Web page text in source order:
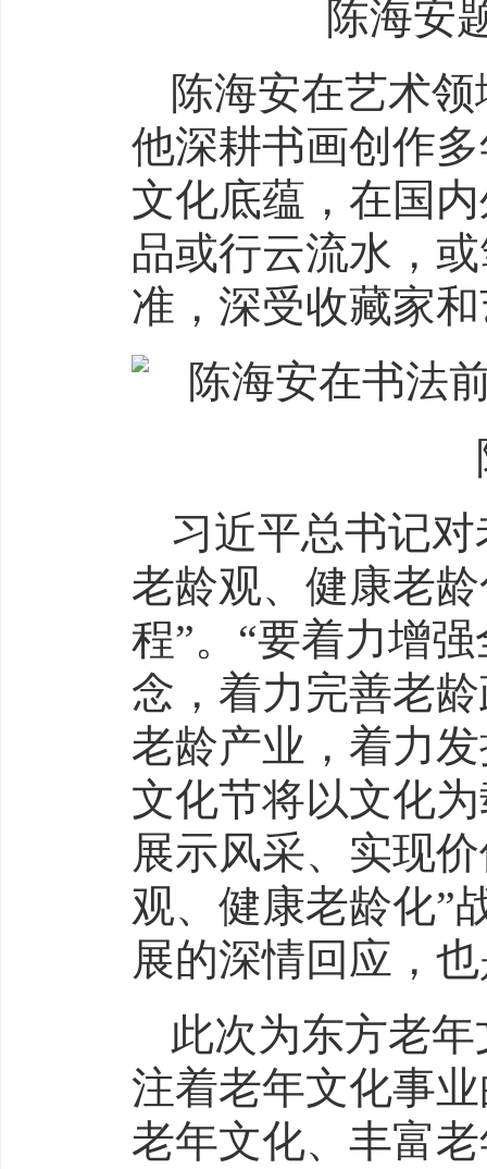
陈海安
陈海安在艺术
他深耕书画创作
文化底蕴，在国
品或行云流水，
准，深受收藏家
习近平总书记
老龄观、健康老
程”。“要着力增
念，着力完善老
老龄产业，着力
文化节将以文化
展示风采、实现
观、健康老龄化”
展的深情回应，
此次为东方老
注着老年文化事
老年文化、丰富